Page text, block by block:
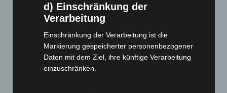
Händler werden
Home
Gemeinsam spenden
Jobs
Kontakt
Reklamation einreichen
d) Einschränkung der
Verarbeitung
Einschränkung der Verarbeitung ist die
Markierung gespeicherter personenbezogener
Daten mit dem Ziel, ihre künftige Verarbeitung
einzuschränken.